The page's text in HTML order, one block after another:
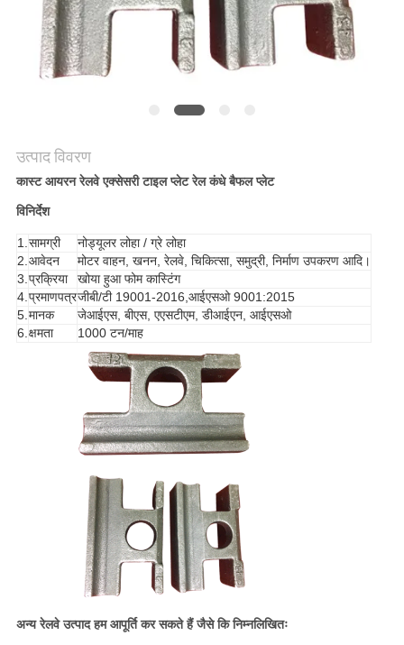
गोपनीयता
नीति
उत्पाद विवरण
कास्ट आयरन रेलवे एक्सेसरी टाइल प्लेट रेल कंधे बैफल प्लेट
विनिर्देश
1.सामग्री
नोड्यूलर लोहा / ग्रे लोहा
2.आवेदन
मोटर वाहन, खनन, रेलवे, चिकित्सा, समुद्री, निर्माण उपकरण आदि।
3.प्रक्रिया
खोया हुआ फोम कास्टिंग
4.प्रमाणपत्रजीबी/टी 19001-2016,आईएसओ 9001:2015
5.मानक
जेआईएस, बीएस, एएसटीएम, डीआईएन, आईएसओ
6.क्षमता 1000 टन/माह
अन्य रेलवे उत्पाद हम आपूर्ति कर सकते हैं जैसे कि निम्नलिखितः